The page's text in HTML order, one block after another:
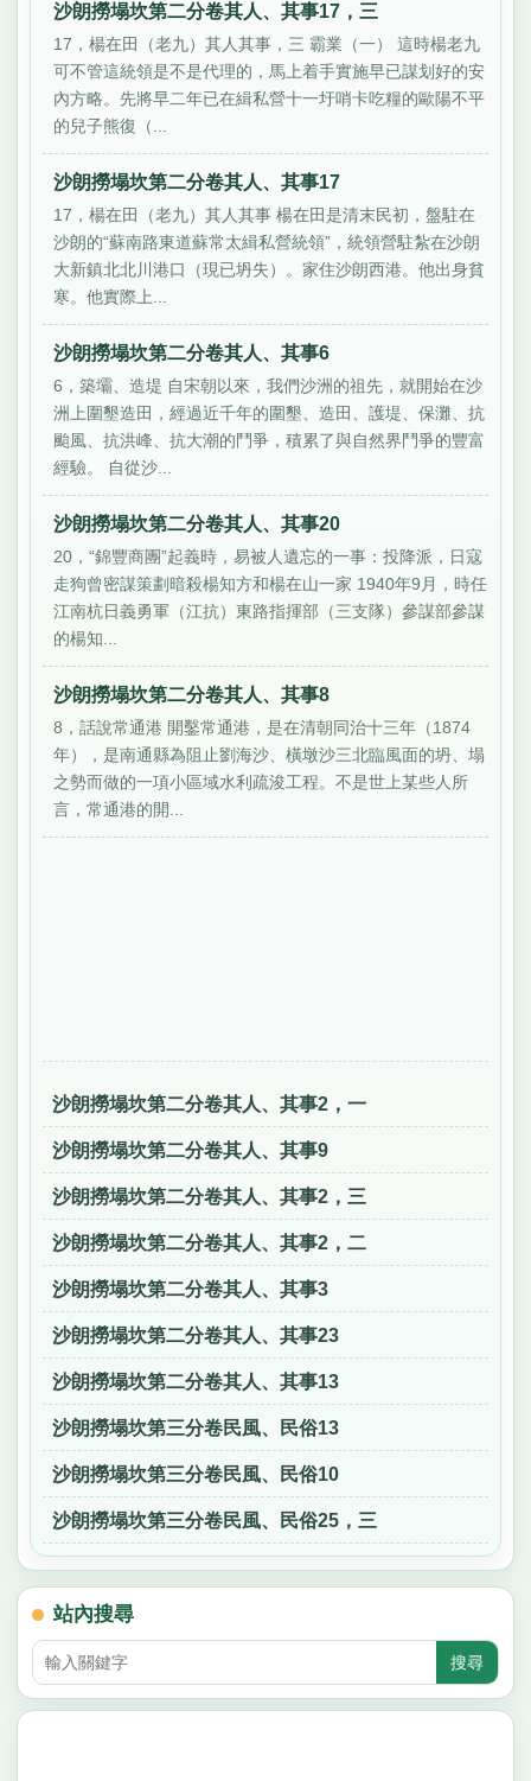
沙朗撈塌坎第二分卷其人、其事17，三
17，楊在田（老九）其人其事，三 霸業（一） 這時楊老九
可不管這統領是不是代理的，馬上着手實施早已謀划好的安
內方略。先將早二年已在緝私營十一圩哨卡吃糧的歐陽不平
的兒子熊復（...
沙朗撈塌坎第二分卷其人、其事17
17，楊在田（老九）其人其事 楊在田是清末民初，盤駐在
沙朗的“蘇南路東道蘇常太緝私營統領”，統領營駐紮在沙朗
大新鎮北北川港口（現已坍失）。家住沙朗西港。他出身貧
寒。他實際上...
沙朗撈塌坎第二分卷其人、其事6
6，築壩、造堤 自宋朝以來，我們沙洲的祖先，就開始在沙
洲上圍墾造田，經過近千年的圍墾、造田、護堤、保灘、抗
颱風、抗洪峰、抗大潮的鬥爭，積累了與自然界鬥爭的豐富
經驗。 自從沙...
沙朗撈塌坎第二分卷其人、其事20
20，“錦豐商團”起義時，易被人遺忘的一事：投降派，日寇
走狗曾密謀策劃暗殺楊知方和楊在山一家 1940年9月，時任
江南杭日義勇軍（江抗）東路指揮部（三支隊）參謀部參謀
的楊知...
沙朗撈塌坎第二分卷其人、其事8
8，話說常通港 開鑿常通港，是在清朝同治十三年（1874
年），是南通縣為阻止劉海沙、橫墩沙三北臨風面的坍、塌
之勢而做的一項小區域水利疏浚工程。不是世上某些人所
言，常通港的開...
沙朗撈塌坎第二分卷其人、其事2，一
沙朗撈塌坎第二分卷其人、其事9
沙朗撈塌坎第二分卷其人、其事2，三
沙朗撈塌坎第二分卷其人、其事2，二
沙朗撈塌坎第二分卷其人、其事3
沙朗撈塌坎第二分卷其人、其事23
沙朗撈塌坎第二分卷其人、其事13
沙朗撈塌坎第三分卷民風、民俗13
沙朗撈塌坎第三分卷民風、民俗10
沙朗撈塌坎第三分卷民風、民俗25，三
站內搜尋